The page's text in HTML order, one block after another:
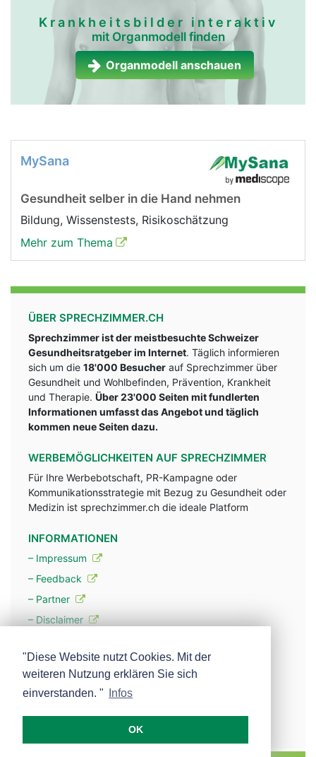
Krankheitsbilder interaktiv
mit Organmodell finden
Organmodell anschauen
MySana
Gesundheit selber in die Hand nehmen
Bildung, Wissenstests, Risikoschätzung
Mehr zum Thema
ÜBER SPRECHZIMMER.CH
Sprechzimmer ist der meistbesuchte Schweizer
Gesundheitsratgeber im Internet. Täglich informieren
sich um die 18'000 Besucher auf Sprechzimmer über
Gesundheit und Wohlbefinden, Prävention, Krankheit
und Therapie. Über 23'000 Seiten mit fundlerten
Informationen umfasst das Angebot und täglich
kommen neue Seiten dazu.
WERBEMÖGLICHKEITEN AUF SPRECHZIMMER
Für Ihre Werbebotschaft, PR-Kampagne oder
Kommunikationsstrategie mit Bezug zu Gesundheit oder
Medizin ist sprechzimmer.ch die ideale Platform
INFORMATIONEN
– Impressum
– Feedback
– Partner
– Disclaimer
– Werbung
– Mehr über unsere Experten
"Diese Website nutzt Cookies. Mit der
weiteren Nutzung erklären Sie sich
einverstanden. "
Infos
OK